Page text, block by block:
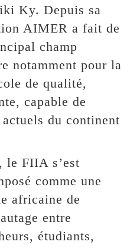
Ky. Depuis sa
AIMER a fait de
champ
notamment pour la
de qualité,
capable de
du continent
FIIA s’est
comme une
africaine de
entre
étudiants,